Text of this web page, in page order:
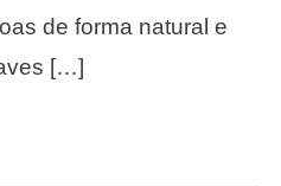
de forma natural e
[…]